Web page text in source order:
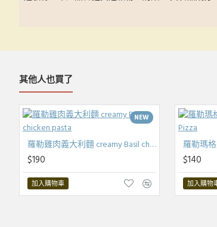
其他人也買了
NEW
羅勒雞肉義大利麵 creamy Basil chicken pasta
$190
加入購物車
羅勒瑪
$140
加入購物